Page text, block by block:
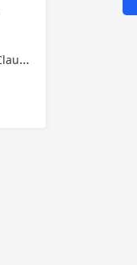
“不是 Cursor 不够强，是 Claude Code 太猛了” ！创始人详解Claude Code如何改写编程方式 – 今日头条